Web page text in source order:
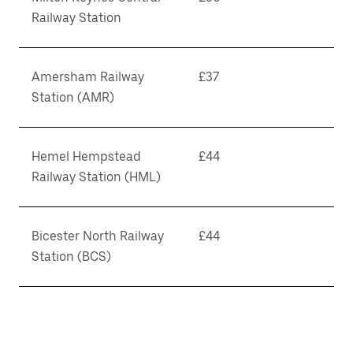
Railway Station
Amersham Railway
Station (AMR)
£37
Hemel Hempstead
Railway Station (HML)
£44
Bicester North Railway
Station (BCS)
£44